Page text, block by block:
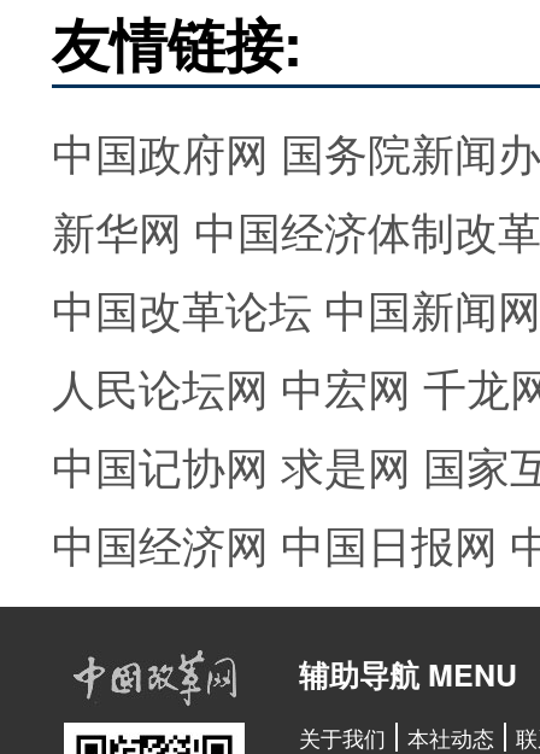
友情链接:
中国政府网 国务院新闻
新华网 中国经济体制改
中国改革论坛 中国新闻网
人民论坛网 中宏网 千龙
中国记协网 求是网 国家
中国经济网 中国日报网
辅助导航 MENU
关于我们 本社动态